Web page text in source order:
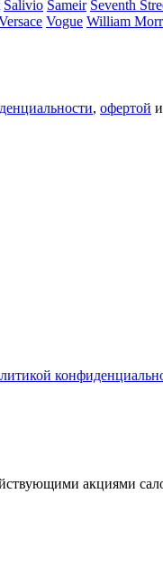
Salivio Sameir Seventh
Vogue William
, офертой
акциями